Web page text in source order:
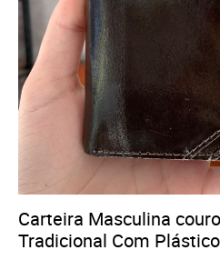
Carteira Masculina
Tradicional Com